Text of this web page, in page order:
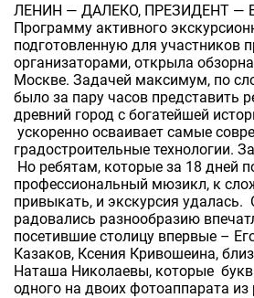
ЛЕНИН — ДАЛЕКО, ПРЕЗИДЕНТ —
Программу активного
подготовленную для участников
организаторами, открыла
Москве. Задачей максимум, по
было за пару часов представить
древний город с богатейшей
ускоренно осваивает самые
градостроительные технологии.
Но ребятам, которые за 18 дней
профессиональный мюзикл, к
привыкать, и экскурсия удалась.
радовались разнообразию
посетившие столицу впервые –
Казаков, Ксения Кривошеина,
Наташа Николаевы, которые
одного на двоих фотоаппарата из